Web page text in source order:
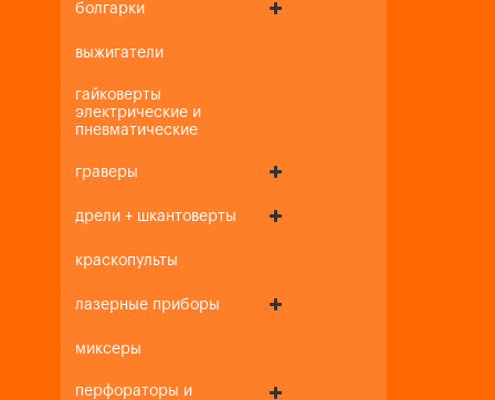
болгарки
выжигатели
гайковерты
электрические и
пневматические
граверы
дрели + шкантоверты
краскопульты
лазерные приборы
миксеры
перфораторы и